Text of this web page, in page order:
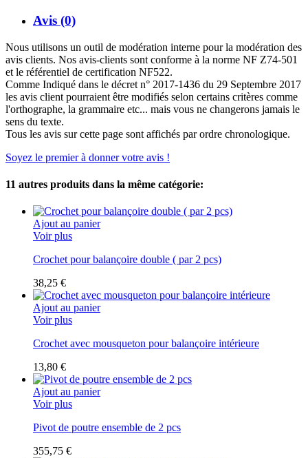
Avis (0)
Nous utilisons un outil de modération interne pour la modération des
avis clients. Nos avis-clients sont conforme à la norme NF Z74-501
et le référentiel de certification NF522.
Comme Indiqué dans le décret n° 2017-1436 du 29 Septembre 2017
les avis client pourraient être modifiés selon certains critères comme
l'orthographe, la grammaire etc... mais vous ne changerons jamais le
sens du texte.
Tous les avis sur cette page sont affichés par ordre chronologique.
Soyez le premier à donner votre avis !
11 autres produits dans la même catégorie:
Ajout au panier
Voir plus
Crochet pour balançoire double ( par 2 pcs)
38,25 €
Ajout au panier
Voir plus
Crochet avec mousqueton pour balançoire intérieure
13,80 €
Ajout au panier
Voir plus
Pivot de poutre ensemble de 2 pcs
355,75 €